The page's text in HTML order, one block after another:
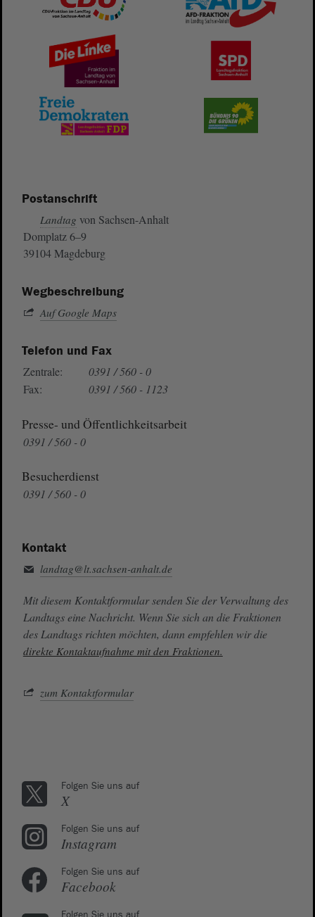
Postanschrift
Landtag von Sachsen-Anhalt
Domplatz 6–9
39104 Magdeburg
Wegbeschreibung
Auf Google Maps
Telefon und Fax
Zentrale:
0391 / 560 - 0
Fax:
0391 / 560 - 1123
Presse- und Öffentlichkeitsarbeit
0391 / 560 - 0
Besucherdienst
0391 / 560 - 0
Kontakt
landtag@lt.sachsen-anhalt.de
Mit diesem Kontaktformular senden Sie der Verwaltung des
Landtags eine Nachricht. Wenn Sie sich an die Fraktionen
des Landtags richten möchten, dann empfehlen wir die
direkte Kontaktaufnahme mit den Fraktionen.
zum Kontaktformular
Folgen Sie uns auf
X
Folgen Sie uns auf
Instagram
Folgen Sie uns auf
Facebook